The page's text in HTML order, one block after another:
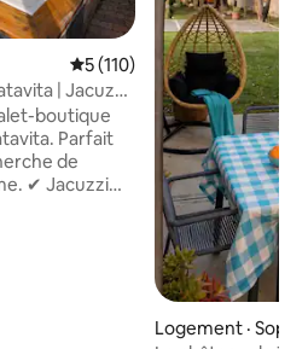
Note moyenne de 5 sur 5,
5 (110)
| Jacuzzi
boutique
Parfait
de
Logement · Sopó